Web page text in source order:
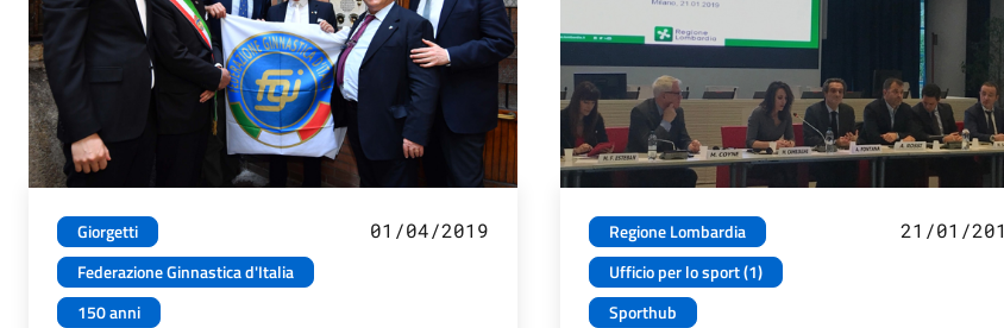
Giorgetti
Federazione Ginnastica d'Italia
150 anni
01/04/2019
Regione Lombardia
Ufficio per lo sport (1)
Sporthub
21/01/